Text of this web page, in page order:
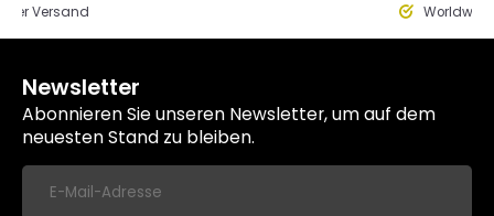
Versand
Newsletter
Abonnieren Sie unseren Newsletter, um auf dem
neuesten Stand zu bleiben.